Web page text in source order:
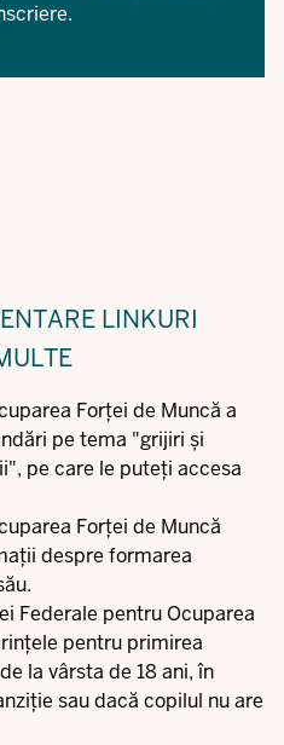
.
LINKURI
Forței de Muncă a
pe tema "grijiri și
", pe care le puteți accesa
Forței de Muncă
despre formarea
Federale pentru Ocuparea
pentru primirea
la vârsta de 18 ani, în
sau dacă copilul nu are